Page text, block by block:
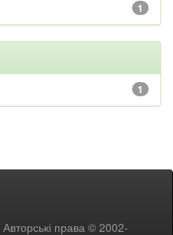
1
1
Авторські права © 2002-